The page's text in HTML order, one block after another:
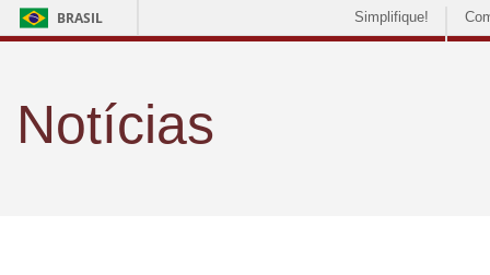
BRASIL Simplifique!
Notícias